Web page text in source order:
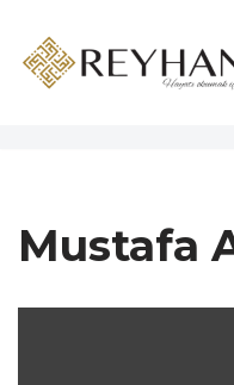
İçeriğe
Mustafa